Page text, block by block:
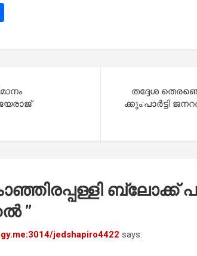
ar
ത​ദ്ദേ​ശ
ക്കും:പാ​ർ​ട്ടി
”
jedshapiro4422 says: